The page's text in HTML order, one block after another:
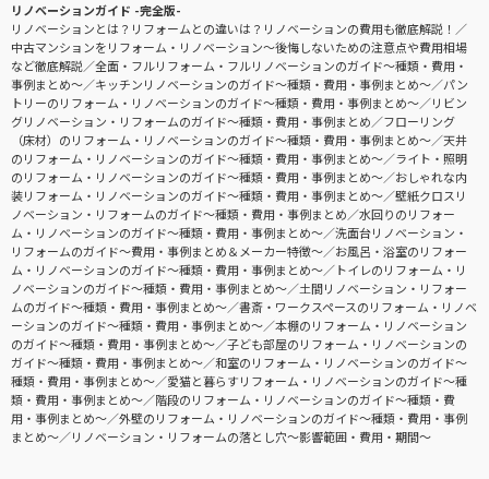
リノベーションガイド -完全版-
リノベーションとは？リフォームとの違いは？リノベーションの費用も徹底解説！
中古マンションをリフォーム・リノベーション〜後悔しないための注意点や費用相場
など徹底解説
全面・フルリフォーム・フルリノベーションのガイド〜種類・費用・
事例まとめ〜
キッチンリノベーションのガイド〜種類・費用・事例まとめ〜
パン
トリーのリフォーム・リノベーションのガイド〜種類・費用・事例まとめ〜
リビン
グリノベーション・リフォームのガイド〜種類・費用・事例まとめ
フローリング
（床材）のリフォーム・リノベーションのガイド〜種類・費用・事例まとめ〜
天井
のリフォーム・リノベーションのガイド〜種類・費用・事例まとめ〜
ライト・照明
のリフォーム・リノベーションのガイド〜種類・費用・事例まとめ〜
おしゃれな内
装リフォーム・リノベーションのガイド〜種類・費用・事例まとめ〜
壁紙クロスリ
ノベーション・リフォームのガイド〜種類・費用・事例まとめ
水回りのリフォー
ム・リノベーションのガイド〜種類・費用・事例まとめ〜
洗面台リノベーション・
リフォームのガイド〜費用・事例まとめ＆メーカー特徴〜
お風呂・浴室のリフォー
ム・リノベーションのガイド〜種類・費用・事例まとめ〜
トイレのリフォーム・リ
ノベーションのガイド〜種類・費用・事例まとめ〜
土間リノベーション・リフォー
ムのガイド〜種類・費用・事例まとめ〜
書斎・ワークスペースのリフォーム・リノベ
ーションのガイド〜種類・費用・事例まとめ〜
本棚のリフォーム・リノベーション
のガイド〜種類・費用・事例まとめ〜
子ども部屋のリフォーム・リノベーションの
ガイド〜種類・費用・事例まとめ〜
和室のリフォーム・リノベーションのガイド〜
種類・費用・事例まとめ〜
愛猫と暮らすリフォーム・リノベーションのガイド〜種
類・費用・事例まとめ〜
階段のリフォーム・リノベーションのガイド〜種類・費
用・事例まとめ〜
外壁のリフォーム・リノベーションのガイド〜種類・費用・事例
まとめ〜
リノベーション・リフォームの落とし穴～影響範囲・費用・期間～